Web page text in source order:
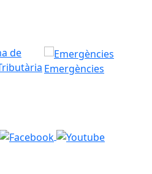
Emergències